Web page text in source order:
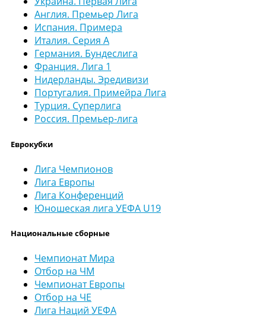
Англия. Премьер Лига
Испания. Примера
Италия. Серия А
Германия. Бундеслига
Франция. Лига 1
Нидерланды. Эредивизи
Португалия. Примейра Лига
Турция. Суперлига
Россия. Премьер-лига
Еврокубки
Лига Чемпионов
Лига Европы
Лига Конференций
Юношеская лига УЕФА U19
Национальные сборные
Чемпионат Мира
Отбор на ЧМ
Чемпионат Европы
Отбор на ЧЕ
Лига Наций УЕФА